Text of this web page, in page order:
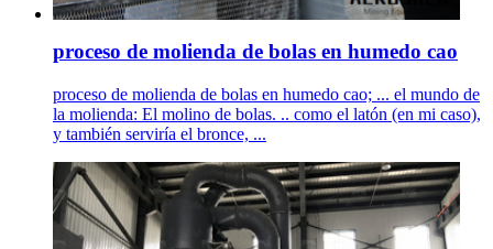
proceso de molienda de bolas en humedo cao
proceso de molienda de bolas en humedo cao; ... el mundo de
la molienda: El molino de bolas. .. como el latón (en mi caso),
y también serviría el bronce, ...